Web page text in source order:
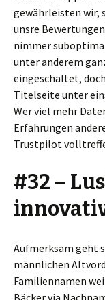
gewährleisten wir,
unsre
nimmer
unter anderem
eingeschaltet,
Titelseite unter
Wer viel mehr
Erfahrungen
Trustpilot
#32 –
Aufmerksam geht
männlichen
Familiennamen
Bäcker via